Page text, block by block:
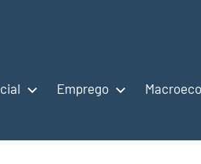
Emprego